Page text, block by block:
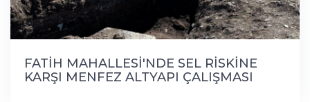
FATİH MAHALLESİ'NDE SEL RİSKİNE
KARŞI MENFEZ ALTYAPI ÇALIŞMASI